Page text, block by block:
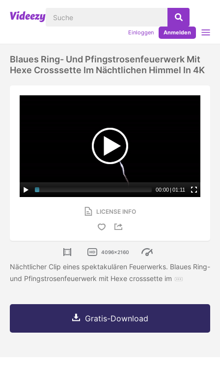
Einloggen Anmelden
Blaues Ring- Und Pfingstrosenfeuerwerk Mit
Hexe Crosssette Im Nächtlichen Himmel In 4K
00:00 | 01:11
LICENSE INFO
4096x2160
Nächtlicher Clip eines spektakulären Feuerwerks. Blaues Ring-
und Pfingstrosenfeuerwerk mit Hexe crosssette im
Gratis-Download